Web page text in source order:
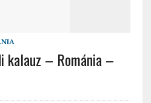
kalauz – Románia –